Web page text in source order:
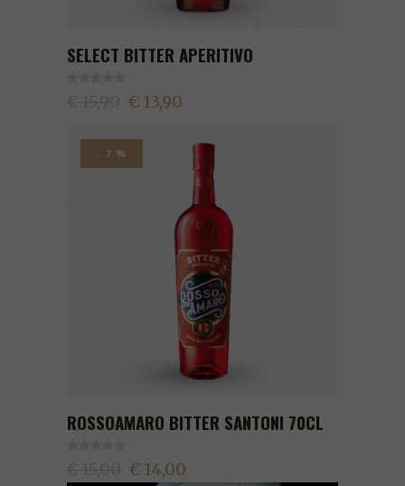
SELECT BITTER APERITIVO
€ 13,90
- 7 %
ROSSOAMARO BITTER SANTONI 70CL
€ 14,00